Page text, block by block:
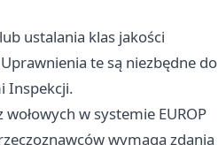
ustalania klas jakości
te są niezbędne do
Inspekcji.
w systemie EUROP
wymaga zdania